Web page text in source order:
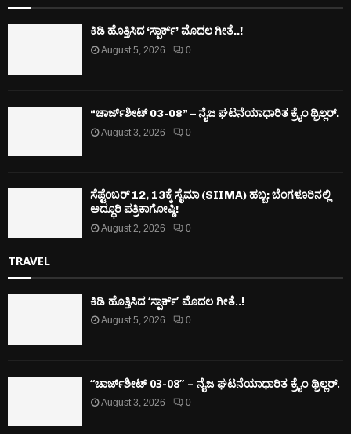
ಕಿಡಿ‌‌ ಹೊತ್ತಿಸಿದ ‘ಸ್ಪಾರ್ಕ್’ ಮೊದಲ‌ ಗೀತೆ..!
August 5, 2026 0
“ಚಾರ್ಜ್‌ಶೀಟ್ 03-08” – ನೈಜ ಘಟನೆಯಾಧಾರಿತ ಕ್ರೈಂ ಥ್ರಿಲ್ಲರ್.
August 3, 2026 0
ಸೆಪ್ಟೆಂಬರ್ 12, 13ಕ್ಕೆ ಸೈಮಾ (SIIMA) ಹಬ್ಬ: ಬೆಂಗಳೂರಿನಲ್ಲಿ
ಅದ್ಧೂರಿ ಪತ್ರಿಕಾಗೋಷ್ಠಿ!
August 2, 2026 0
TRAVEL
ಕಿಡಿ‌‌ ಹೊತ್ತಿಸಿದ ‘ಸ್ಪಾರ್ಕ್’ ಮೊದಲ‌ ಗೀತೆ..!
August 5, 2026 0
“ಚಾರ್ಜ್‌ಶೀಟ್ 03-08” – ನೈಜ ಘಟನೆಯಾಧಾರಿತ ಕ್ರೈಂ ಥ್ರಿಲ್ಲರ್.
August 3, 2026 0